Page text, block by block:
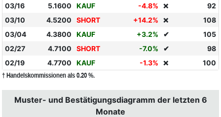
03/16
5.1600 KAUF -4.8% ❌
92
03/10
4.5200 SHORT +14.2% ❌
108
03/04
4.3800 KAUF +3.2% ✔
105
02/27
4.7100 SHORT -7.0% ✔
98
02/19
4.7700 KAUF -1.3% ❌ 100
† Handelskommissionen als 0.20 %.
Muster- und Bestätigungsdiagramm der letzten 6
Monate